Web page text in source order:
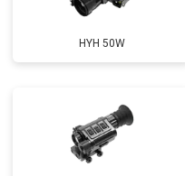
HYH 50W